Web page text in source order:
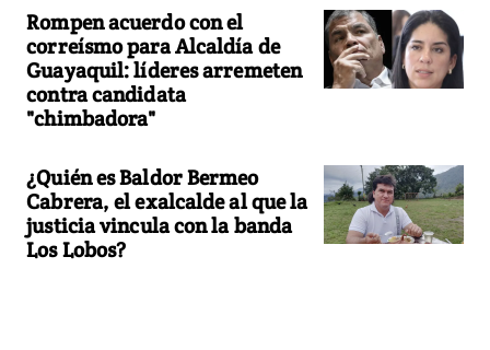
Rompen acuerdo con el
correísmo para Alcaldía de
Guayaquil: líderes arremeten
contra candidata
"chimbadora"
¿Quién es Baldor Bermeo
Cabrera, el exalcalde al que la
justicia vincula con la banda
Los Lobos?